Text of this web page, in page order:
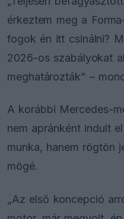
érkeztem meg a
fogok én itt csinálni?
2026-os szabályokat
meghatározták” –
A korábbi Mercedes-
nem apránként indult
munka, hanem rögtön
mögé.
„Az első koncepció